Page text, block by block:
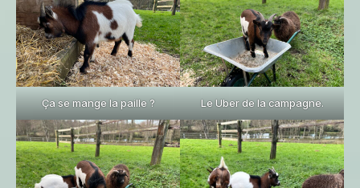
Ça se mange la paille ? Le Uber de la campagne.